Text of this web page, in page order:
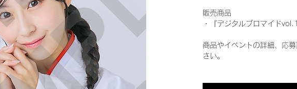
販売商品
・『デジタルブロマイド
商品やイベントの詳細、応
さい。